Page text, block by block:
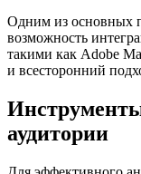
Одним из основных
возможность
такими как Adobe
и всесторонний
аудитории